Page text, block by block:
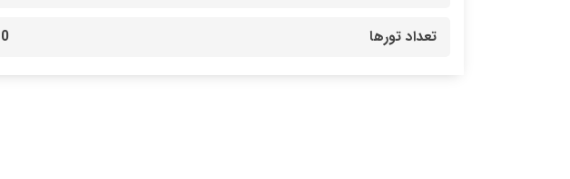
تعداد تورها 0